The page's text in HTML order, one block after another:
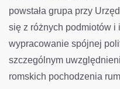
powstała grupa przy
się z różnych podmiotów i
wypracowanie spójnej
szczególnym
romskich pochodzenia